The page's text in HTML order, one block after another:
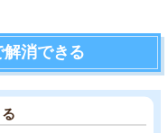
消できる